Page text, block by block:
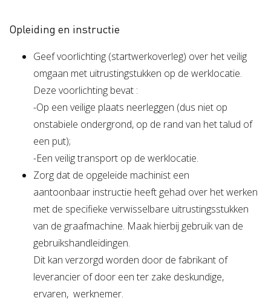
Opleiding en instructie
Geef voorlichting (startwerkoverleg) over het veilig
omgaan met uitrustingstukken op de werklocatie.
Deze voorlichting bevat :
-Op een veilige plaats neerleggen (dus niet op
onstabiele ondergrond, op de rand van het talud of
een put);
-Een veilig transport op de werklocatie.
Zorg dat de opgeleide machinist een
aantoonbaar instructie heeft gehad over het werken
met de specifieke verwisselbare uitrustingsstukken
van de graafmachine. Maak hierbij gebruik van de
gebruikshandleidingen.
Dit kan verzorgd worden door de fabrikant of
leverancier of door een ter zake deskundige,
ervaren, werknemer.